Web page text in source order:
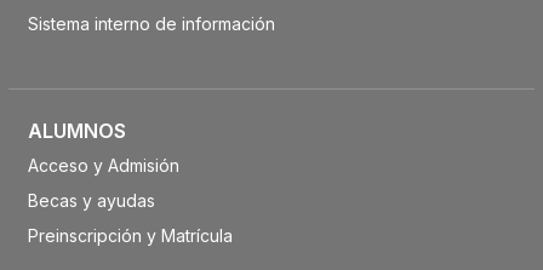
Sistema interno de información
ALUMNOS
Acceso y Admisión
Becas y ayudas
Preinscripción y Matrícula